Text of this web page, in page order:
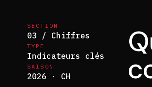
SECTION
03 / Chiffres
TYPE
Indicateurs clés
SAISON
2026 · CH